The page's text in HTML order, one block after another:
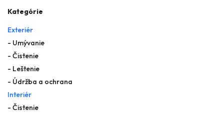
Kategórie
Exteriér
- Umývanie
- Čistenie
- Leštenie
- Údržba a ochrana
Interiér
- Čistenie